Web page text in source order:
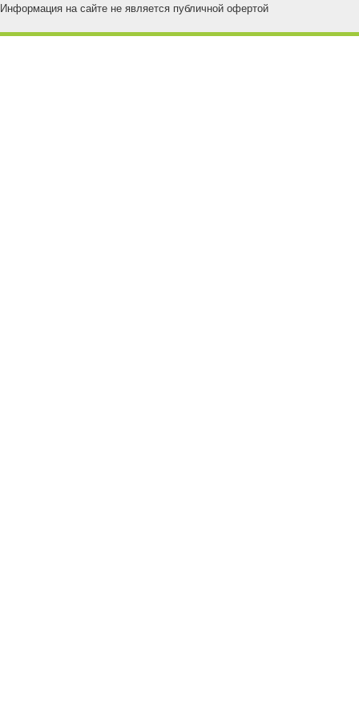
Информация на сайте не является публичной офертой